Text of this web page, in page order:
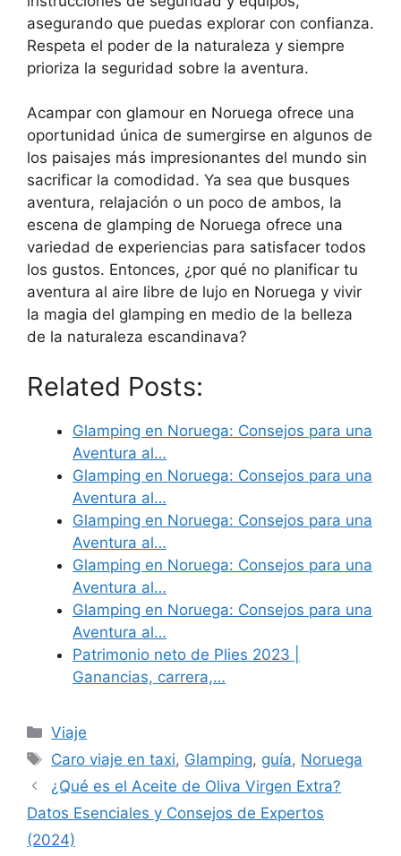
asegurando que puedas explorar con confianza.
Respeta el poder de la naturaleza y siempre
prioriza la seguridad sobre la aventura.
Acampar con glamour en Noruega ofrece una
oportunidad única de sumergirse en algunos de
los paisajes más impresionantes del mundo sin
sacrificar la comodidad. Ya sea que busques
aventura, relajación o un poco de ambos, la
escena de glamping de Noruega ofrece una
variedad de experiencias para satisfacer todos
los gustos. Entonces, ¿por qué no planificar tu
aventura al aire libre de lujo en Noruega y vivir
la magia del glamping en medio de la belleza
de la naturaleza escandinava?
Related Posts:
Glamping en Noruega: Consejos para una
Aventura al…
Glamping en Noruega: Consejos para una
Aventura al…
Glamping en Noruega: Consejos para una
Aventura al…
Glamping en Noruega: Consejos para una
Aventura al…
Glamping en Noruega: Consejos para una
Aventura al…
Patrimonio neto de Plies 2023 |
Ganancias, carrera,…
Categories
Viaje
Tags
Caro viaje en taxi, Glamping, guía, Noruega
¿Qué es el Aceite de Oliva Virgen Extra?
Datos Esenciales y Consejos de Expertos
(2024)